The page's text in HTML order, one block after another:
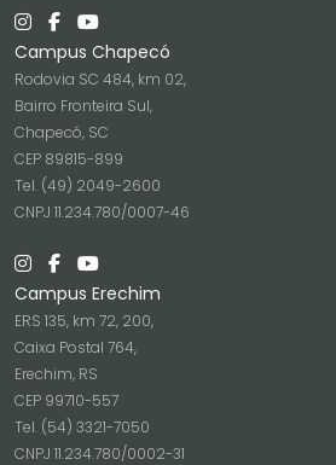
Campus Chapecó
Rodovia SC 484, km 02,
Bairro Fronteira Sul,
Chapecó, SC
CEP 89815-899
Tel. (49) 2049-2600
CNPJ 11.234.780/0007-46
Campus Erechim
ERS 135, km 72, 200,
Caixa Postal 764,
Erechim, RS
CEP 99710-557
Tel. (54) 3321-7050
CNPJ 11.234.780/0002-31